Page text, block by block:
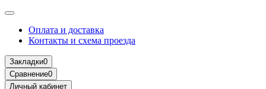
Оплата и доставка
Контакты и схема проезда
Закладки0
Сравнение0
Личный кабинет